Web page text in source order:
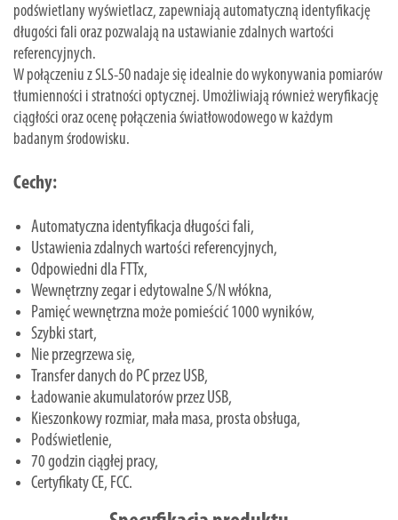
podświetlany wyświetlacz, zapewniają automatyczną identyfikację
długości fali oraz pozwalają na ustawianie zdalnych wartości
referencyjnych.
W połączeniu z SLS-50 nadaje się idealnie do wykonywania pomiarów
tłumienności i stratności optycznej. Umożliwiają również weryfikację
ciągłości oraz ocenę połączenia światłowodowego w każdym
badanym środowisku.
Cechy:
Automatyczna identyfikacja długości fali,
Ustawienia zdalnych wartości referencyjnych,
Odpowiedni dla FTTx,
Wewnętrzny zegar i edytowalne S/N włókna,
Pamięć wewnętrzna może pomieścić 1000 wyników,
Szybki start,
Nie przegrzewa się,
Transfer danych do PC przez USB,
Ładowanie akumulatorów przez USB,
Kieszonkowy rozmiar, mała masa, prosta obsługa,
Podświetlenie,
70 godzin ciągłej pracy,
Certyfikaty CE, FCC.